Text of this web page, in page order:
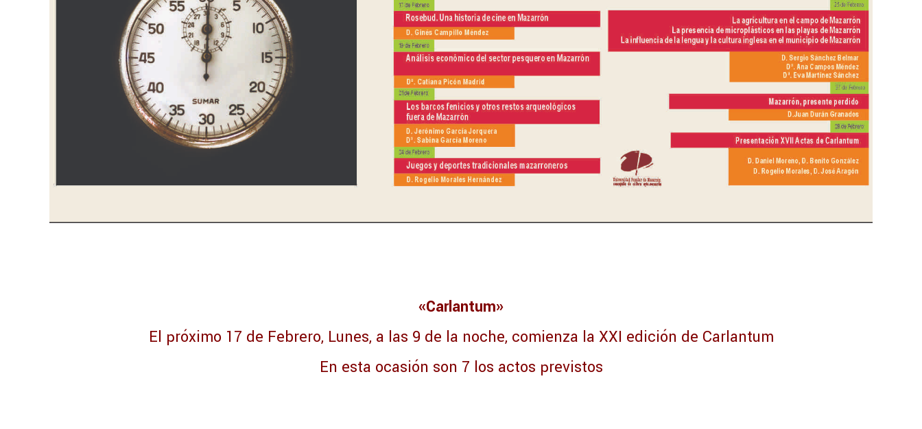
«Carlantum»
El próximo 17 de Febrero, Lunes, a las 9 de la noche, comienza la XXI edición de Carlantum
En esta ocasión son 7 los actos previstos